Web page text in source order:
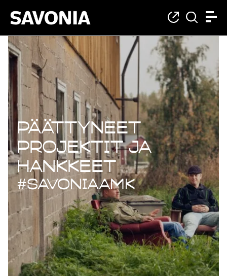
Päättyneet
Päättyneet
projektit ja
hankkeet
#savoniaAMK